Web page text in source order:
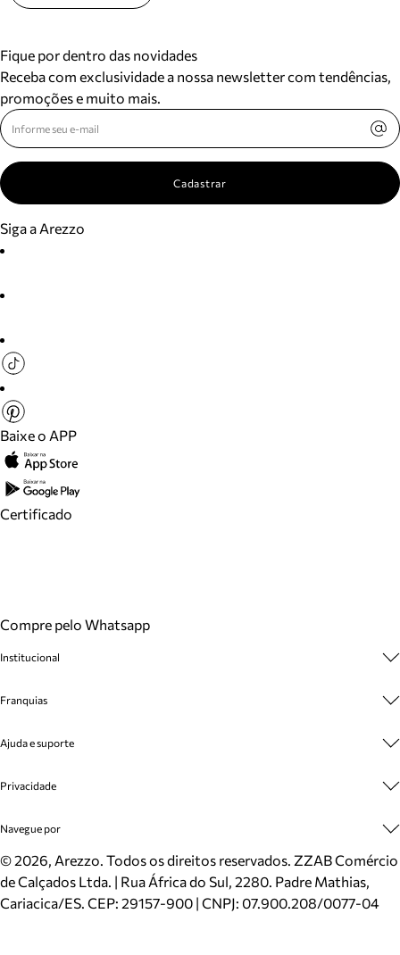
Fique por dentro das novidades
Receba com exclusividade a nossa newsletter com tendências,
promoções e muito mais.
Cadastrar
Siga a Arezzo
Baixe o APP
Certificado
Compre pelo Whatsapp
Institucional
Cashback
Venda Corporativa
Mapa do Site
Inverno
Mundo Arezzo
Franquias
Plano de Negócio
Ajuda e suporte
Cadastro
Meus Pedidos
Trocas e Devoluções
Cartão Presente
Localizador de lojas
Privacidade
Politica e Privacidade
Navegue por
Sapatos
Bolsas
Scarpins
©2026, Arezzo. Todos os direitos reservados. ZZAB Comércio
de Calçados Ltda. | Rua África do Sul, 2280. Padre Mathias,
Cariacica/ES. CEP: 29157-900 | CNPJ: 07.900.208/0077-04